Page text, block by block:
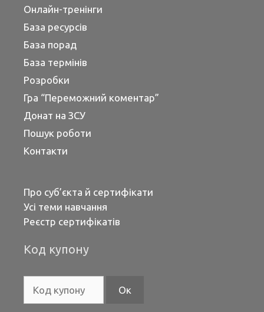
Онлайн-тренінги
База ресурсів
База порад
База термінів
Розробки
Гра “Переможний коментар”
Донат на ЗСУ
Пошук роботи
Контакти
Про суб’єкта й сертифікати
Усі теми навчання
Реєстр сертифікатів
Код купону